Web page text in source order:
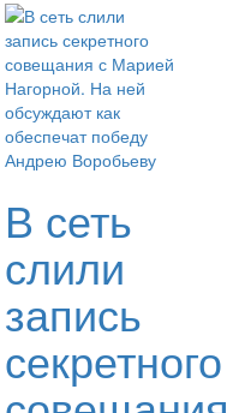
В сеть
слили
запись
секретного